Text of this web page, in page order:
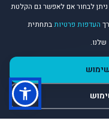
שוק הנדל״ן.
לבחור אם לאפשר גם הקלטת
העדפות פרטיותבתחתית
שלנו.